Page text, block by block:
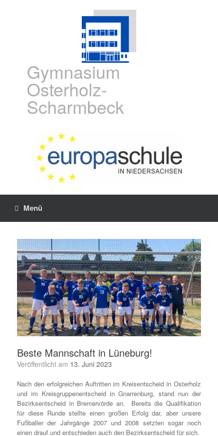
Gymnasium
Osterholz-
Scharmbeck
Menü
Beste Mannschaft in Lüneburg!
Veröffentlicht am 13. Juni 2023
Nach den erfolgreichen Auftritten im Kreisentscheid in Osterholz
und im Kreisgruppenentscheid in Gnarrenburg, stand nun der
Bezirksentscheid in Bremervörde an. Bereits die Qualifikation
für diese Runde stellte einen großen Erfolg dar, aber unsere
Fußballer der Jahrgänge 2007 und 2008 setzten sogar noch
einen drauf und entschieden auch den Bezirksentscheid für sich.